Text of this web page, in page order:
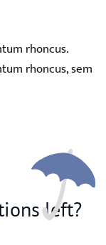
rhoncus.
rhoncus, sem
left?